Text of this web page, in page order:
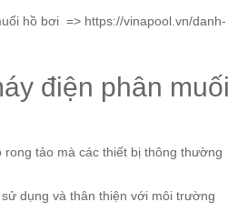
hồ bơi =>https://vinapool.vn/danh-
điện phân muối
rong tảo mà các thiết bị thông thường
dụng và thân thiện với môi trường